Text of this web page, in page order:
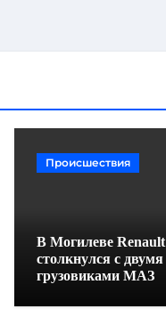
Происшествия
В Могилеве Renault
столкнулся с двумя
грузовиками МАЗ